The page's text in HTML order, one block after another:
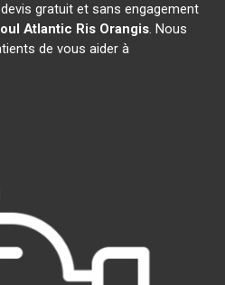
gratuit et sans engagement
Atlantic Ris Orangis. Nous
de vous aider à